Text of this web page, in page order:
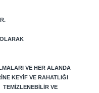
VE HER ALANDA
KEYIF VE RAHATLIĞI
VE